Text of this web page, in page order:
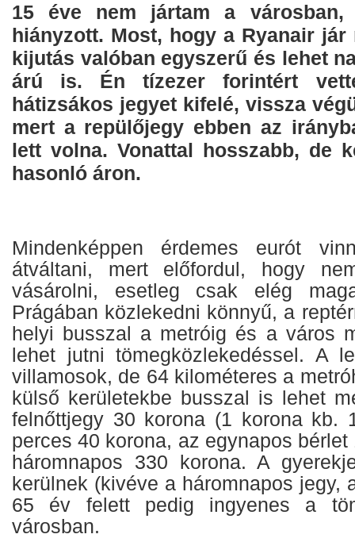
15 éve nem jártam a
hiányzott. Most, hogy a Ryanair jár
kijutás valóban egyszerű és lehet
árú is. Én tízezer forintért
hátizsákos jegyet kifelé, vissza
mert a repülőjegy ebben az
lett volna. Vonattal hosszabb, de
hasonló áron.
Mindenképpen érdemes eurót
átváltani, mert előfordul, hogy
vásárolni, esetleg csak elég
Prágában közlekedni könnyű, a
helyi busszal a metróig és a város
lehet jutni tömegközlekedéssel. A
villamosok, de 64 kilométeres a
külső kerületekbe busszal is lehet
felnőttjegy 30 korona (1 korona kb.
perces 40 korona, az egynapos
háromnapos 330 korona. A
kerülnek (kivéve a háromnapos jegy,
65 év felett pedig ingyenes a
városban.